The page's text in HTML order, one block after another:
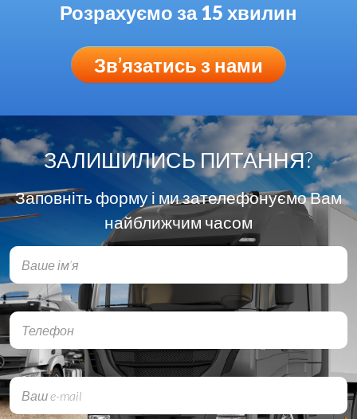
Розрахуємо за 15 хвилин
Зв’язатись з нами
ЗАЛИШИЛИСЬ ПИТАННЯ?
Заповніть форму і ми зателефонуємо Вам
найближчим часом